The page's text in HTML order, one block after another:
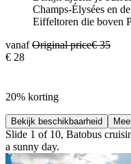
Champs-Élysées en
Eiffeltoren die boven
vanafOriginal price€ 35
€ 28
20% korting
Bekijk beschikbaarheid
Slide 1 of 10, Batobus
a sunny day.